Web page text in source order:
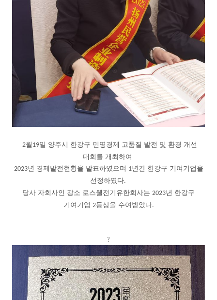
2월 19일 양주시 한강구 민영경제 고품질 발전 및 환경 개선
대회를 개최하여
2023년 경제발전현황을 발표하였으며 1년간 한강구 기여기업을
선정하였다.
당사 자회사인 강소 로스웰전기유한회사는 2023년 한강구
기여기업 2등상을 수여받았다.
?